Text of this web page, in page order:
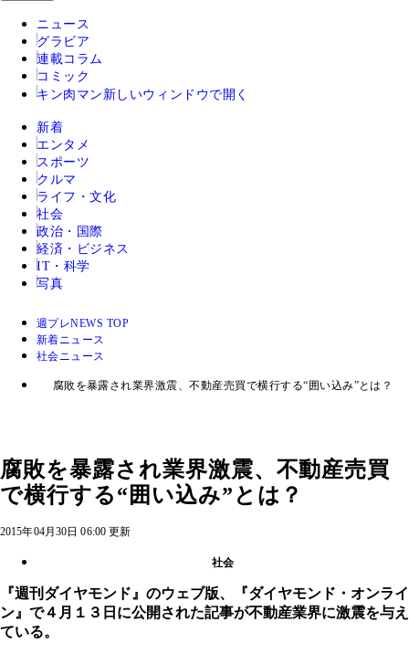
ニュース
グラビア
連載コラム
コミック
キン肉マン 新しいウィンドウで開く
新着
エンタメ
スポーツ
クルマ
ライフ・文化
社会
政治・国際
経済・ビジネス
IT・科学
写真
週プレNEWS TOP
新着ニュース
社会ニュース
腐敗を暴露され業界激震、不動産売買で横行する“囲い込み”とは？
腐敗を暴露され業界激震、不動産売買
で横行する“囲い込み”とは？
2015年04月30日 06:00 更新
社会
『週刊ダイヤモンド』のウェブ版、『ダイヤモンド・オンライ
ン』で４月１３日に公開された記事が不動産業界に激震を与え
ている。